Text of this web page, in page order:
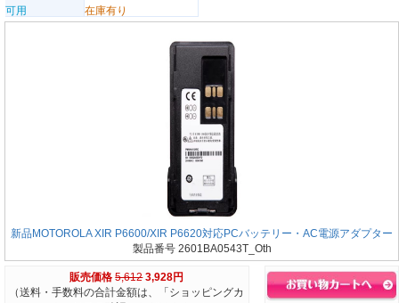
可用
在庫有り
新品MOTOROLA XIR P6600/XIR P6620対応PCバッテリー・AC電源アダプター
製品番号 2601BA0543T_Oth
販売価格 5,612 3,928円
（送料・手数料の合計金額は、「ショッピングカ